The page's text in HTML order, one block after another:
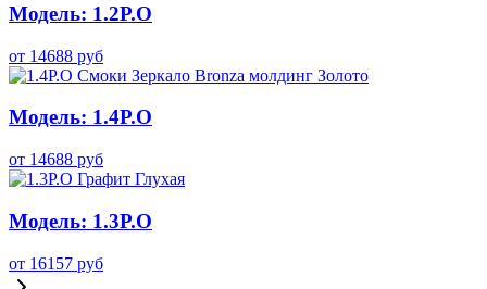
Модель: 1.2P.O
от 14688 руб
Модель: 1.4P.O
от 14688 руб
Модель: 1.3P.O
от 16157 руб